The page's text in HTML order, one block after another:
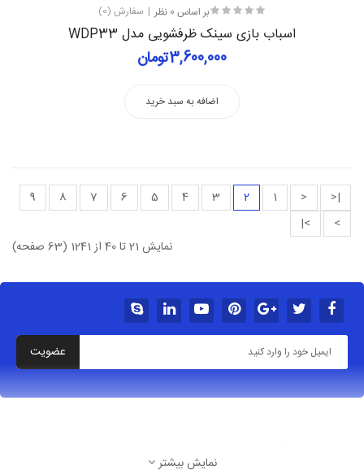
بر اساس 0 نظر سفارش (0)
اسباب بازی سینک ظرفشویی مدل WDP33
3,600,000تومان
اضافه به سبد خرید
|<
<
1
2
3
4
5
6
7
8
9
>
>|
نمایش 21 تا 40 از 1241 (63 صفحه)
عضویت
نمایش بیشتر